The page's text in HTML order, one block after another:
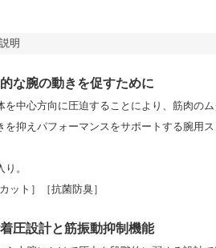
明
な腕の動きを促すために
を中心方向に圧迫することにより、筋肉の
を抑えパフォーマンスをサポートする腕用ス
り。
カット］［抗菌防臭］
圧設計と筋振動抑制機能